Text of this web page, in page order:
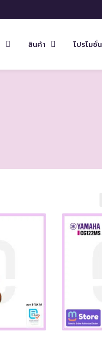
สินค้า โปรโมชั่น